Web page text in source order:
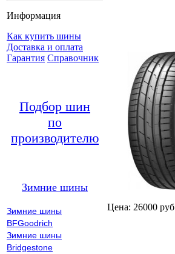
Информация
Как купить шины
Доставка и оплата
Гарантия Справочник
Подбор шин
по
производителю
Зимние шины
Зимние шины
BFGoodrich
Зимние шины
Bridgestone
Цена: 26000 руб